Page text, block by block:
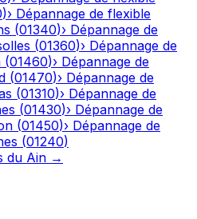
)› Dépannage de flexible
(01340)› Dépannage de
(01360)› Dépannage de
(01460)› Dépannage de
(01470)› Dépannage de
(01310)› Dépannage de
(01430)› Dépannage de
(01450)› Dépannage de
(01240)
du Ain →